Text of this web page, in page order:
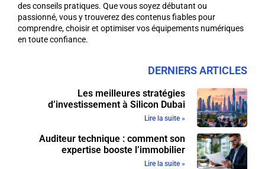
des conseils pratiques. Que vous soyez débutant ou
passionné, vous y trouverez des contenus fiables pour
comprendre, choisir et optimiser vos équipements numériques
en toute confiance.
DERNIERS ARTICLES
Les meilleures stratégies
d’investissement à Silicon Dubai
Lire la suite »
Auditeur technique : comment son
expertise booste l’immobilier
Lire la suite »